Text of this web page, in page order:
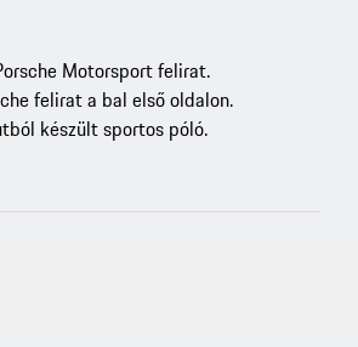
Motorsport felirat.
felirat a bal első oldalon.
készült sportos póló.